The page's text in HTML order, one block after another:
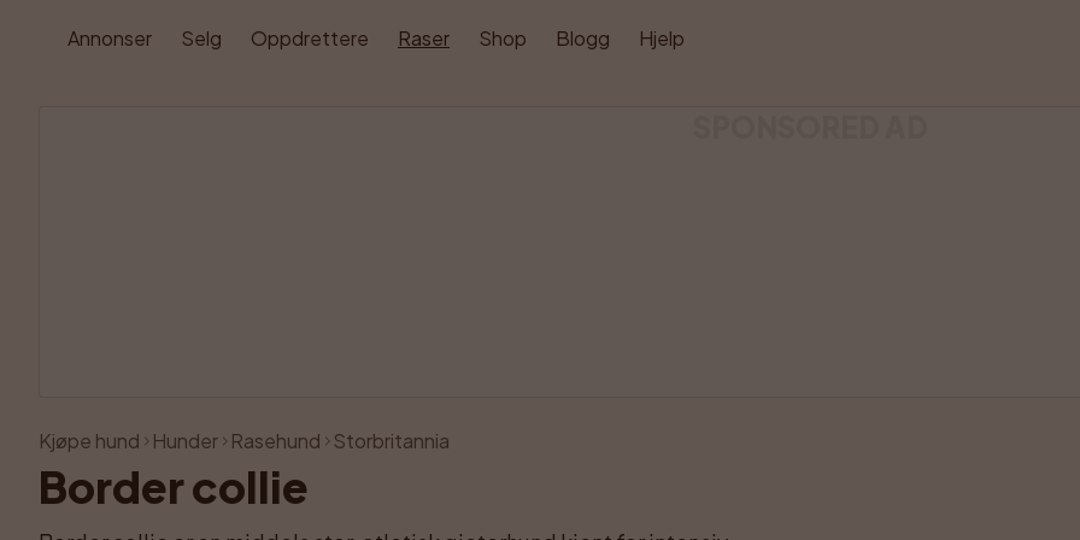
Annonser Selg Oppdrettere Raser Shop Blogg Hjelp
Kjøpe hund Hunder Rasehund Storbritannia
Border collie